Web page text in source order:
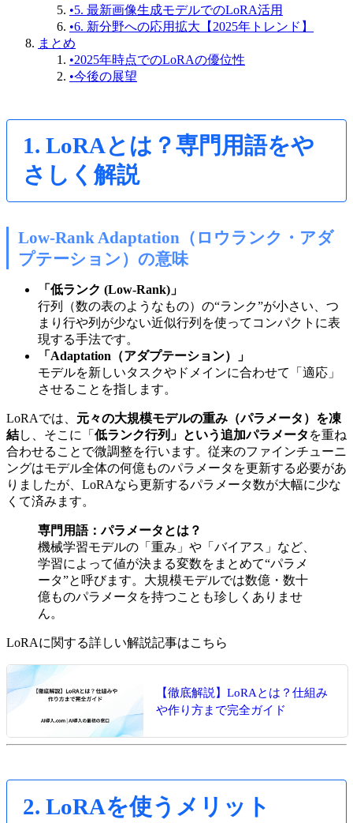
•5. 最新画像生成モデルでのLoRA活用
•6. 新分野への応用拡大【2025年トレンド】
まとめ
•2025年時点でのLoRAの優位性
•今後の展望
1. LoRAとは？専門用語をや
さしく解説
Low-Rank Adaptation（ロウランク・アダ
プテーション）の意味
「低ランク (Low-Rank)」
行列（数の表のようなもの）の“ランク”が小さい、つ
まり行や列が少ない近似行列を使ってコンパクトに表
現する手法です。
「Adaptation（アダプテーション）」
モデルを新しいタスクやドメインに合わせて「適応」
させることを指します。
LoRAでは、 元々の大規模モデルの重み（パラメータ）を凍
結し、そこに「 低ランク行列」という追加パラメータ を重ね
合わせることで微調整を行います。従来のファインチューニ
ングはモデル全体の何億ものパラメータを更新する必要があ
りましたが、LoRAなら更新するパラメータ数が大幅に少な
くて済みます。
専門用語：パラメータとは？
機械学習モデルの「重み」や「バイアス」など、
学習によって値が決まる変数をまとめて“パラメ
ータ”と呼びます。大規模モデルでは数億・数十
億ものパラメータを持つことも珍しくありませ
ん。
LoRAに関する詳しい解説記事はこちら
【徹底解説】LoRAとは？仕組み
や作り方まで完全ガイド
2. LoRAを使うメリット